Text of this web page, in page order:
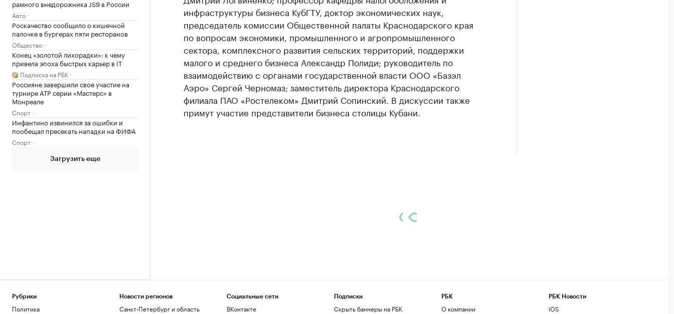
рамного внедорожника JS9 в России
Авто
Роскачество сообщило о кишечной
палочке в бургерах пяти ресторанов
Общество
Конец «золотой лихорадки»: к чему
привела эпоха быстрых карьер в IT
Подписка на РБК
Россияне завершили свое участие на
турнире ATP серии «Мастерс» в
Монреале
Спорт
Инфантино извинился за ошибки и
пообещал пресекать нападки на ФИФА
Спорт
Загрузить еще
инфраструктуры бизнеса КубГТУ, доктор экономических наук,
председатель комиссии Общественной палаты Краснодарского края
по вопросам экономики, промышленного и агропромышленного
сектора, комплексного развития сельских территорий, поддержки
малого и среднего бизнеса Александр Полиди; руководитель по
взаимодействию с органами государственной власти ООО «Базэл
Аэро» Сергей Черномаз; заместитель директора Краснодарского
филиала ПАО «Ростелеком» Дмитрий Сопинский. В дискуссии также
примут участие представители бизнеса столицы Кубани.
Рубрики
Политика
Новости регионов
Санкт-Петербург и область
Социальные сети
ВКонтакте
Подписки
Скрыть баннеры на РБК
РБК
О компании
РБК Новости
iOS